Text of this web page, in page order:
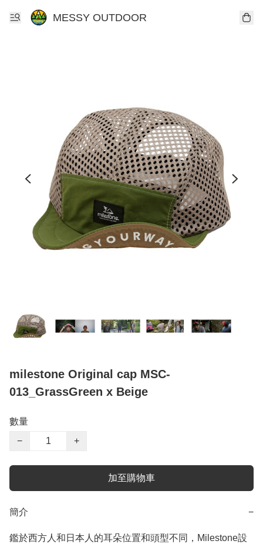
MESSY OUTDOOR
milestone Original cap MSC-
013_GrassGreen x Beige
數量
−
+
加至購物車
簡介 −
鑑於西方人和日本人的耳朵位置和頭型不同，Milestone設